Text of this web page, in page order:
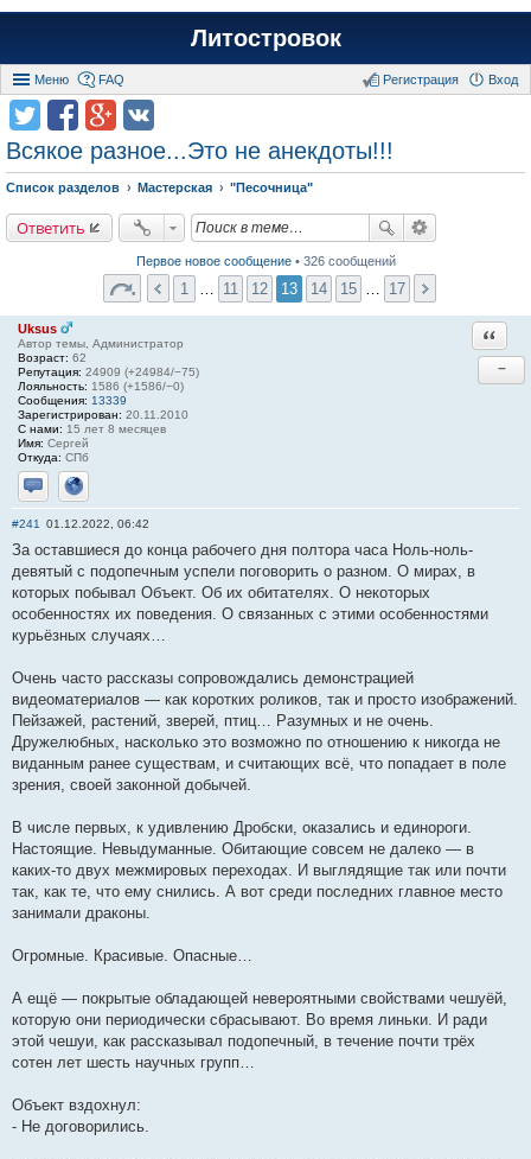
Литостровок
Меню FAQ Вход
Регистрация
Всякое разное...Это не анекдоты!!!
Список разделов Мастерская "Песочница"
Ответить
Первое новое сообщение• 326 сообщений
1 11 12 13 14 15 17
Uksus
Автор темы, Администратор
Возраст: 62
Репутация: 24909 (+24984/−75)
Лояльность: 1586 (+1586/−0)
Сообщения: 13339
Зарегистрирован: 20.11.2010
С нами: 15 лет 8 месяцев
Имя: Сергей
Откуда: СПб
Отправить личное сообщение
Сайт
−
#241 01.12.2022, 06:42
За оставшиеся до конца рабочего дня полтора часа Ноль-ноль-
девятый с подопечным успели поговорить о разном. О мирах, в
которых побывал Объект. Об их обитателях. О некоторых
особенностях их поведения. О связанных с этими особенностями
курьёзных случаях…
Очень часто рассказы сопровождались демонстрацией
видеоматериалов — как коротких роликов, так и просто изображений.
Пейзажей, растений, зверей, птиц… Разумных и не очень.
Дружелюбных, насколько это возможно по отношению к никогда не
виданным ранее существам, и считающих всё, что попадает в поле
зрения, своей законной добычей.
В числе первых, к удивлению Дробски, оказались и единороги.
Настоящие. Невыдуманные. Обитающие совсем не далеко — в
каких-то двух межмировых переходах. И выглядящие так или почти
так, как те, что ему снились. А вот среди последних главное место
занимали драконы.
Огромные. Красивые. Опасные…
А ещё — покрытые обладающей невероятными свойствами чешуёй,
которую они периодически сбрасывают. Во время линьки. И ради
этой чешуи, как рассказывал подопечный, в течение почти трёх
сотен лет шесть научных групп…
Объект вздохнул:
- Не договорились.